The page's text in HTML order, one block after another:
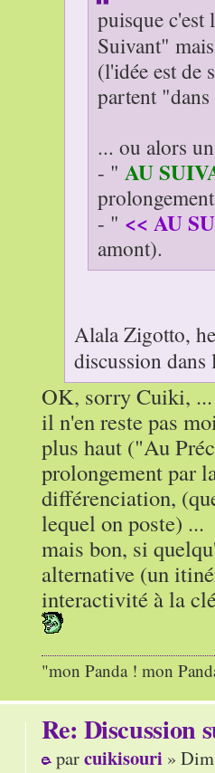
puisque
Suivant"
(l'idée est de
partent
... ou alors
- " AU
- " << AU
amont).
Alala Zigotto,
discussion
OK, sorry Cuiki,
il n'en reste pas
plus haut ("Au
prolongement par
différenciation,
lequel on poste) ...
mais bon, si
alternative (un
interactivité à la
"mon Panda ! mon
Re: Discussion
parcuikisouri »